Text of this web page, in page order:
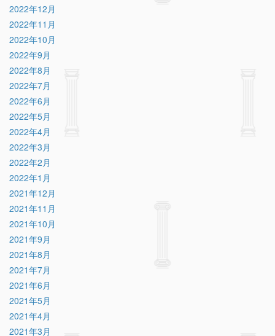
2022年12月
2022年11月
2022年10月
2022年9月
2022年8月
2022年7月
2022年6月
2022年5月
2022年4月
2022年3月
2022年2月
2022年1月
2021年12月
2021年11月
2021年10月
2021年9月
2021年8月
2021年7月
2021年6月
2021年5月
2021年4月
2021年3月